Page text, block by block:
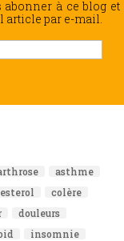
à ce blog et
article par e-mail.
asthme
colère
douleurs
insomnie